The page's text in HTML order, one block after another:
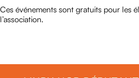
Ces événements sont gratuits pour les
l’association.